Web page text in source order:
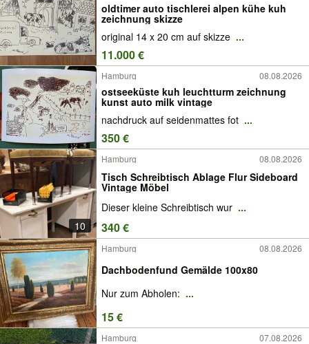
oldtimer auto tischlerei alpen kühe kuh
zeichnung skizze
original 14 x 20 cm auf skizze ...
11.000 €
Hamburg 08.08.2026
ostseeküste kuh leuchtturm zeichnung
kunst auto milk vintage
nachdruck auf seidenmattes fot ...
350 €
10
Hamburg 08.08.2026
Tisch Schreibtisch Ablage Flur Sideboard
Vintage Möbel
Dieser kleine Schreibtisch wur ...
340 €
Hamburg 08.08.2026
Dachbodenfund Gemälde 100x80
Nur zum Abholen: ...
15 €
Hamburg 07.08.2026